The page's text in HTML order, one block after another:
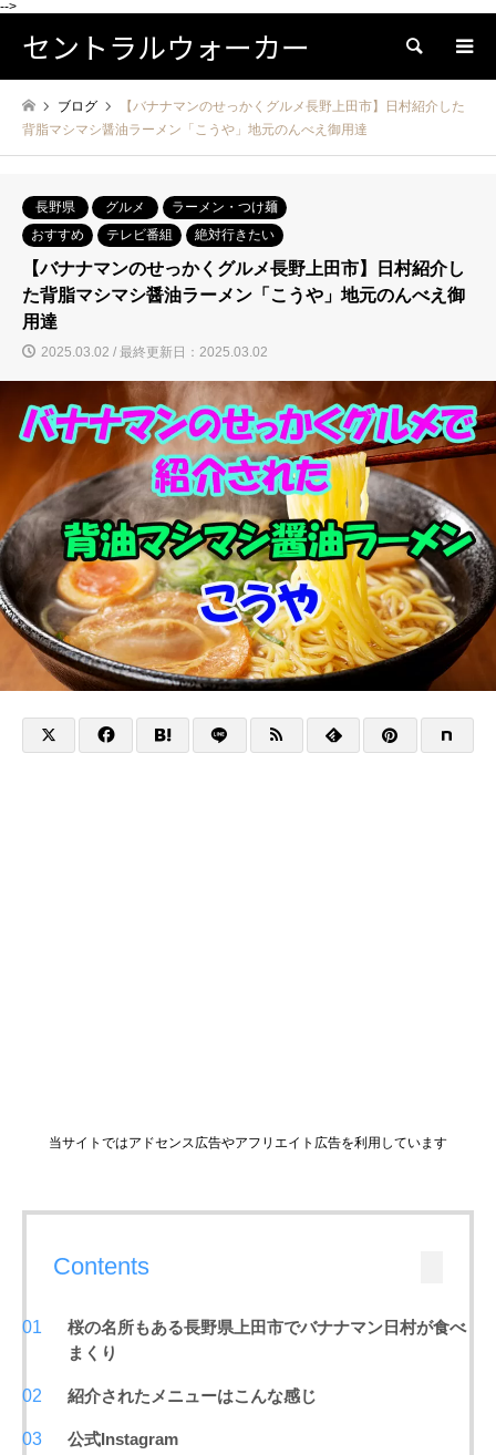
-->
セントラルウォーカー 検索
ブログ
【バナナマンのせっかくグルメ長野上田市】日村紹介した
背脂マシマシ醤油ラーメン「こうや」地元のんべえ御用達
長野県 グルメ
ラーメン・つけ麺
おすすめ
テレビ番組 絶対行きたい
【バナナマンのせっかくグルメ長野上田市】日村紹介し
た背脂マシマシ醤油ラーメン「こうや」地元のんべえ御
用達
2025.03.02 / 最終更新日：2025.03.02
当サイトではアドセンス広告やアフリエイト広告を利用しています
Contents
桜の名所もある長野県上田市でバナナマン日村が食べ
まくり
紹介されたメニューはこんな感じ
公式Instagram